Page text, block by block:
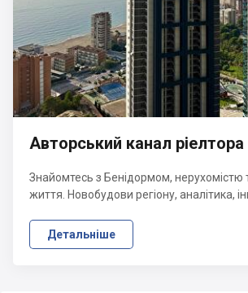
Авторський канал ріелтора
Знайомтесь з Бенідормом, нерухомістю
життя. Новобудови регіону, аналітика,
Детальніше